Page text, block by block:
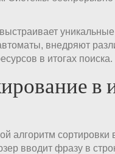
внедряют
в итогах поиска.
в
алгоритм
вводит фразу в